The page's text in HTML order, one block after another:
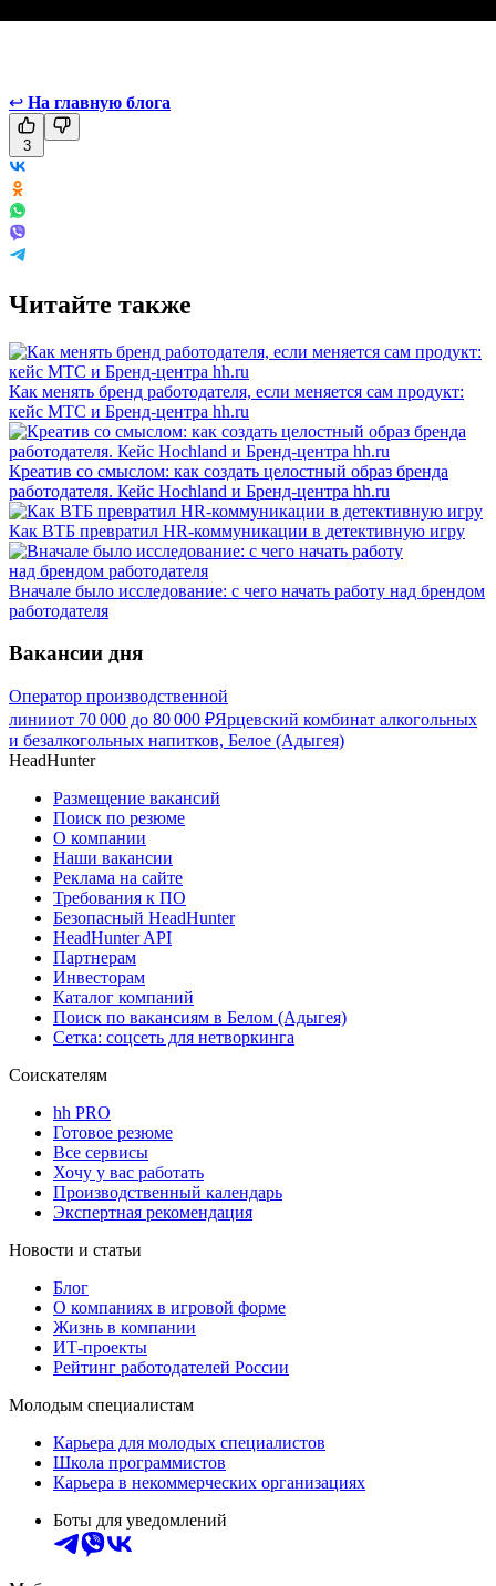
↩ На главную блога
3
Читайте также
Как менять бренд работодателя, если меняется сам продукт:
кейс МТС и Бренд-центра hh.ru
Креатив со смыслом: как создать целостный образ бренда
работодателя. Кейс Hochland и Бренд-центра hh.ru
Как ВТБ превратил HR-коммуникации в детективную игру
Вначале было исследование: с чего начать работу над брендом
работодателя
Вакансии дня
Оператор производственной
линииот 70 000 до 80 000 ₽Ярцевский комбинат алкогольных
и безалкогольных напитков, Белое (Адыгея)
HeadHunter
Размещение вакансий
Поиск по резюме
О компании
Наши вакансии
Реклама на сайте
Требования к ПО
Безопасный HeadHunter
HeadHunter API
Партнерам
Инвесторам
Каталог компаний
Поиск по вакансиям в Белом (Адыгея)
Сетка: соцсеть для нетворкинга
Соискателям
hh PRO
Готовое резюме
Все сервисы
Хочу у вас работать
Производственный календарь
Экспертная рекомендация
Новости и статьи
Блог
О компаниях в игровой форме
Жизнь в компании
ИТ-проекты
Рейтинг работодателей России
Молодым специалистам
Карьера для молодых специалистов
Школа программистов
Карьера в некоммерческих организациях
Боты для уведомлений